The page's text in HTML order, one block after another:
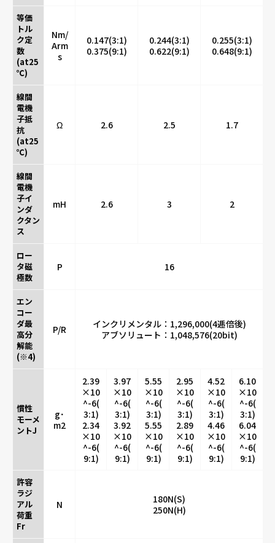
等価
トル
ク定
数
(at25
℃)
Nm/
Arm
s
0.147(3:1)
0.375(9:1)
0.244(3:1)
0.622(9:1)
0.255(3:1)
0.648(9:1)
線間
電機
子抵
抗
(at25
℃)
Ω 2.6 2.5 1.7
線間
電機
子イ
ンダ
クタン
ス
mH 2.6 3 2
ロー
タ磁
極数
P 16
エン
コー
ダ最
高分
解能
(※4)
P/R
インクリメンタル：1,296,000(4逓倍後)
アブソリュート：1,048,576(20bit)
慣性
モーメ
ントJ
g･
m2
2.39
×10
^-6(
3:1)
2.34
×10
^-6(
9:1)
3.97
×10
^-6(
3:1)
3.92
×10
^-6(
9:1)
5.55
×10
^-6(
3:1)
5.55
×10
^-6(
9:1)
2.95
×10
^-6(
3:1)
2.89
×10
^-6(
9:1)
4.52
×10
^-6(
3:1)
4.46
×10
^-6(
9:1)
6.10
×10
^-6(
3:1)
6.04
×10
^-6(
9:1)
許容
ラジ
アル
荷重
Fr
N
180N(S)
250N(H)